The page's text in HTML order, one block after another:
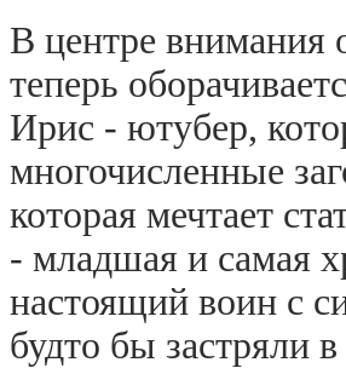
В центре внимания
теперь
Ирис - ютубер,
многочисленные
которая мечтает
- младшая и самая
настоящий воин с
будто бы застряли